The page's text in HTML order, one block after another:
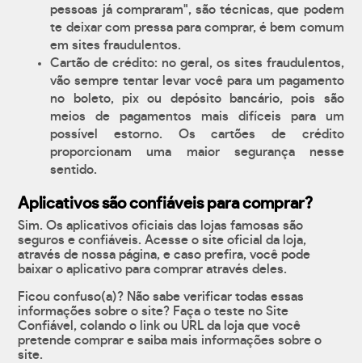
pessoas já compraram", são técnicas, que podem
te deixar com pressa para comprar, é bem comum
em sites fraudulentos.
Cartão de crédito: no geral, os sites fraudulentos,
vão sempre tentar levar você para um pagamento
no boleto, pix ou depósito bancário, pois são
meios de pagamentos mais difíceis para um
possível estorno. Os cartões de crédito
proporcionam uma maior segurança nesse
sentido.
Aplicativos são confiáveis para comprar?
Sim. Os aplicativos oficiais das lojas famosas são
seguros e confiáveis. Acesse o site oficial da loja,
através de nossa página, e caso prefira, você pode
baixar o aplicativo para comprar através deles.
Ficou confuso(a)? Não sabe verificar todas essas
informações sobre o site? Faça o teste no Site
Confiável, colando o link ou URL da loja que você
pretende comprar e saiba mais informações sobre o
site.